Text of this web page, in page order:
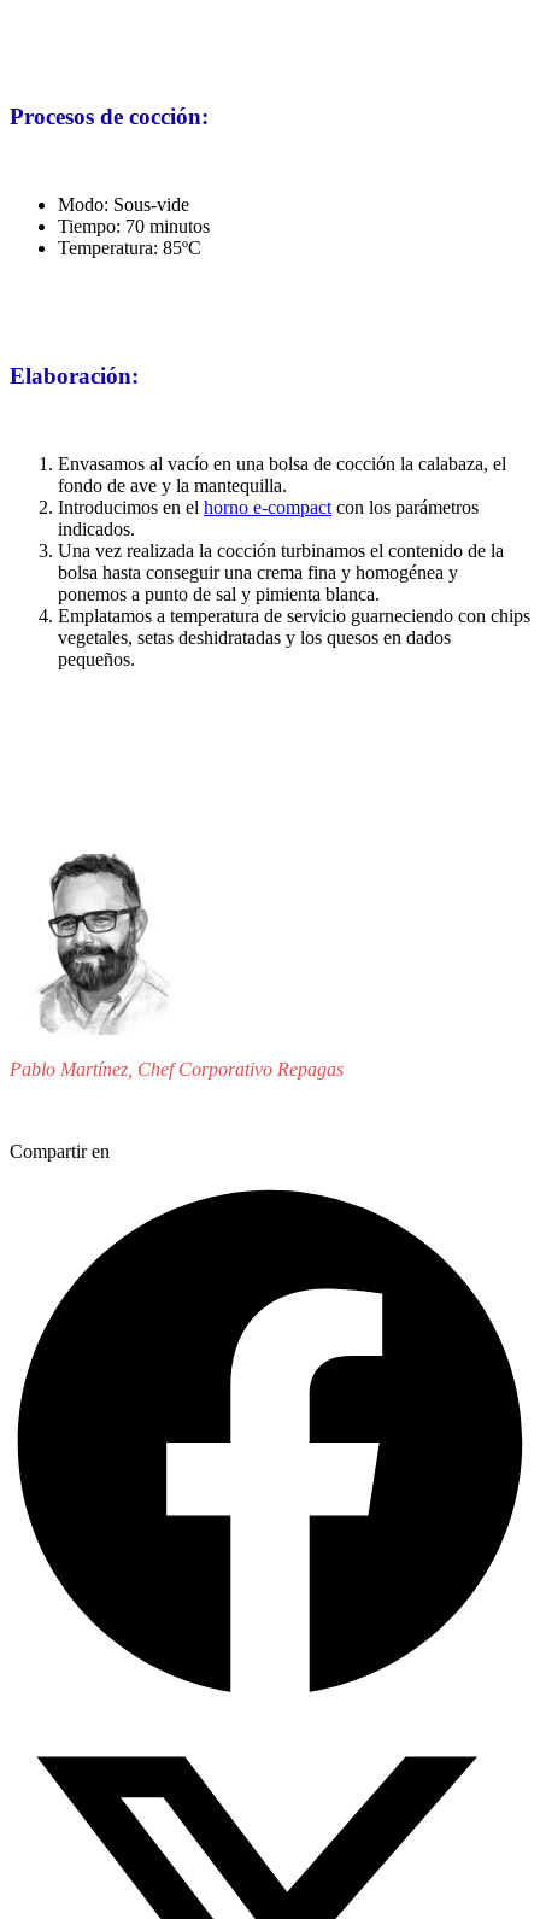
Procesos de cocción:
Modo: Sous-vide
Tiempo: 70 minutos
Temperatura: 85ºC
Elaboración:
Envasamos al vacío en una bolsa de cocción la calabaza, el
fondo de ave y la mantequilla.
Introducimos en el horno e-compact con los parámetros
indicados.
Una vez realizada la cocción turbinamos el contenido de la
bolsa hasta conseguir una crema fina y homogénea y
ponemos a punto de sal y pimienta blanca.
Emplatamos a temperatura de servicio guarneciendo con chips
vegetales, setas deshidratadas y los quesos en dados
pequeños.
Pablo Martínez, Chef Corporativo Repagas
Compartir en